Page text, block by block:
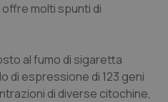
molti spunti di
al fumo di sigaretta
di espressione di 123 geni
di diverse citochine,